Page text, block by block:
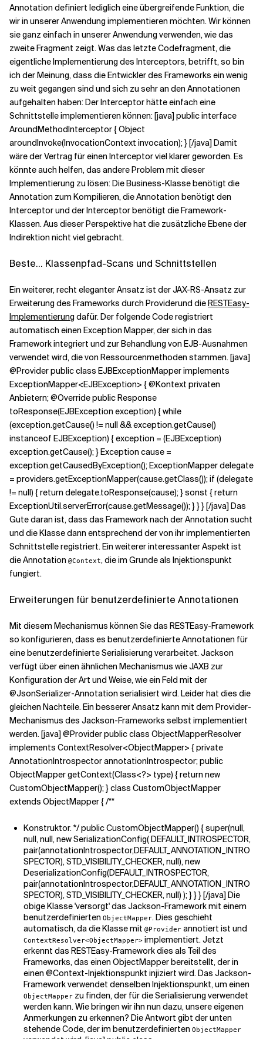
Annotation definiert lediglich eine übergreifende Funktion, die
wir in unserer Anwendung implementieren möchten. Wir können
sie ganz einfach in unserer Anwendung verwenden, wie das
zweite Fragment zeigt. Was das letzte Codefragment, die
eigentliche Implementierung des Interceptors, betrifft, so bin
ich der Meinung, dass die Entwickler des Frameworks ein wenig
zu weit gegangen sind und sich zu sehr an den Annotationen
aufgehalten haben: Der Interceptor hätte einfach eine
Schnittstelle implementieren können: [java] public interface
AroundMethodInterceptor { Object
aroundInvoke(InvocationContext invocation); } [/java] Damit
wäre der Vertrag für einen Interceptor viel klarer geworden. Es
könnte auch helfen, das andere Problem mit dieser
Implementierung zu lösen: Die Business-Klasse benötigt die
Annotation zum Kompilieren, die Annotation benötigt den
Interceptor und der Interceptor benötigt die Framework-
Klassen. Aus dieser Perspektive hat die zusätzliche Ebene der
Indirektion nicht viel gebracht.
Beste... Klassenpfad-Scans und Schnittstellen
Ein weiterer, recht eleganter Ansatz ist der JAX-RS-Ansatz zur
Erweiterung des Frameworks durch Providerund dieRESTEasy-
Implementierung dafür. Der folgende Code registriert
automatisch einen Exception Mapper, der sich in das
Framework integriert und zur Behandlung von EJB-Ausnahmen
verwendet wird, die von Ressourcenmethoden stammen. [java]
@Provider public class EJBExceptionMapper implements
ExceptionMapper<EJBException> { @Kontext privaten
Anbietern; @Override public Response
toResponse(EJBException exception) { while
(exception.getCause() != null && exception.getCause()
instanceof EJBException) { exception = (EJBException)
exception.getCause(); } Exception cause =
exception.getCausedByException(); ExceptionMapper delegate
= providers.getExceptionMapper(cause.getClass()); if (delegate
!= null) { return delegate.toResponse(cause); } sonst { return
ExceptionUtil.serverError(cause.getMessage()); } } } [/java] Das
Gute daran ist, dass das Framework nach der Annotation sucht
und die Klasse dann entsprechend der von ihr implementierten
Schnittstelle registriert. Ein weiterer interessanter Aspekt ist
die Annotation @Context, die im Grunde als Injektionspunkt
fungiert.
Erweiterungen für benutzerdefinierte Annotationen
Mit diesem Mechanismus können Sie das RESTEasy-Framework
so konfigurieren, dass es benutzerdefinierte Annotationen für
eine benutzerdefinierte Serialisierung verarbeitet. Jackson
verfügt über einen ähnlichen Mechanismus wie JAXB zur
Konfiguration der Art und Weise, wie ein Feld mit der
@JsonSerializer-Annotation serialisiert wird. Leider hat dies die
gleichen Nachteile. Ein besserer Ansatz kann mit dem Provider-
Mechanismus des Jackson-Frameworks selbst implementiert
werden. [java] @Provider public class ObjectMapperResolver
implements ContextResolver<ObjectMapper> { private
AnnotationIntrospector annotationIntrospector; public
ObjectMapper getContext(Class<?> type) { return new
CustomObjectMapper(); } class CustomObjectMapper
extends ObjectMapper { /**
Konstruktor. */ public CustomObjectMapper() { super(null,
null, null, new SerializationConfig( DEFAULT_INTROSPECTOR,
pair(annotationIntrospector,DEFAULT_ANNOTATION_INTRO
SPECTOR), STD_VISIBILITY_CHECKER, null), new
DeserializationConfig(DEFAULT_INTROSPECTOR,
pair(annotationIntrospector,DEFAULT_ANNOTATION_INTRO
SPECTOR), STD_VISIBILITY_CHECKER, null) ); } } } [/java] Die
obige Klasse 'versorgt' das Jackson-Framework mit einem
benutzerdefinierten ObjectMapper. Dies geschieht
automatisch, da die Klasse mit @Provider annotiert ist und
ContextResolver<ObjectMapper> implementiert. Jetzt
erkennt das RESTEasy-Framework dies als Teil des
Frameworks, das einen ObjectMapperbereitstellt, der in
einen @Context-Injektionspunkt injiziert wird. Das Jackson-
Framework verwendet denselben Injektionspunkt, um einen
ObjectMapper zu finden, der für die Serialisierung verwendet
werden kann. Wie bringen wir ihn nun dazu, unsere eigenen
Anmerkungen zu erkennen? Die Antwort gibt der unten
stehende Code, der im benutzerdefinierten ObjectMapper